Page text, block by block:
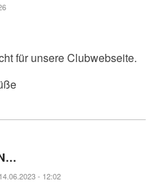
für unsere Clubwebseite.
- 12:02